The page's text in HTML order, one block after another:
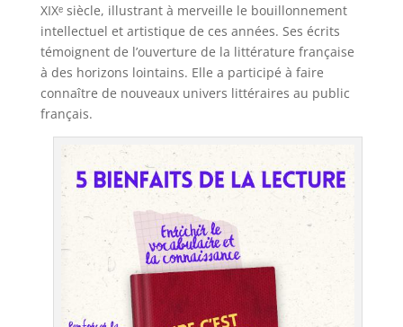
XIXᵉ siècle, illustrant à merveille le bouillonnement
intellectuel et artistique de ces années. Ses écrits
témoignent de l’ouverture de la littérature française
à des horizons lointains. Elle a participé à faire
connaître de nouveaux univers littéraires au public
français.